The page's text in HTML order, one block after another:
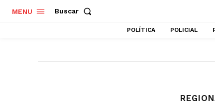
MENU Buscar
POLÍTICA POLICIAL